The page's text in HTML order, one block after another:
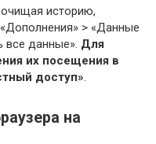
историю,
> «Данные
все данные». Для
их посещения в
доступ».
на